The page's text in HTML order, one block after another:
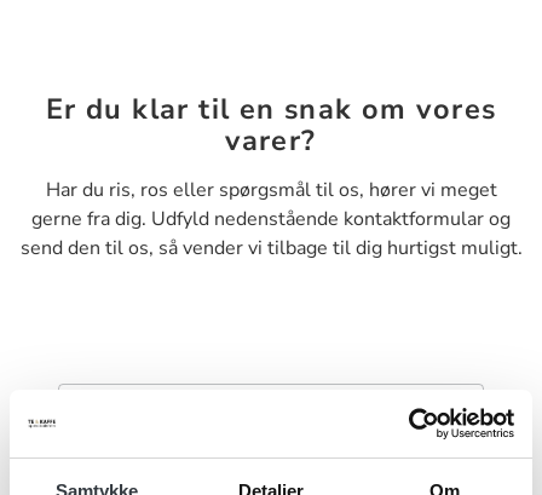
Samtykke Detaljer Om
Er du klar til en snak om vores
varer?
Har du ris, ros eller spørgsmål til os, hører vi meget
gerne fra dig. Udfyld nedenstående kontaktformular og
send den til os, så vender vi tilbage til dig hurtigst muligt.